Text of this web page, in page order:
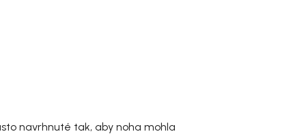
navrhnuté tak, aby noha mohla